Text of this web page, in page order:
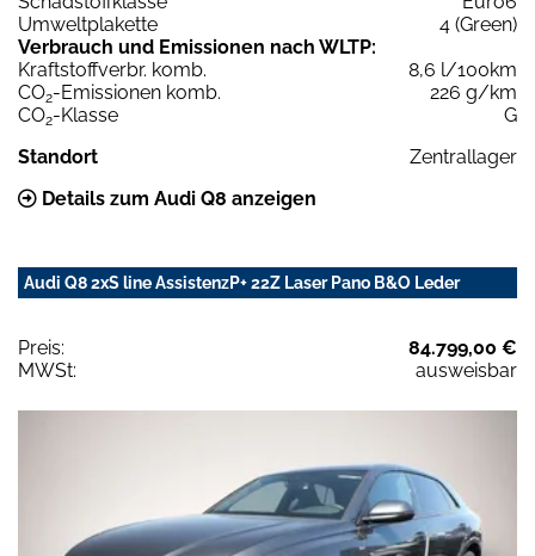
Umweltplakette
4 (Green)
Verbrauch und Emissionen nach WLTP:
Kraftstoffverbr. komb.
8,6 l/100km
CO2-Emissionen komb.
226 g/km
CO2-Klasse
G
Standort
Zentrallager
Details zum Audi Q8 anzeigen
Audi Q8 2xS line AssistenzP+ 22Z Laser Pano B&O Leder
Preis:
84.799,00 €
MWSt:
ausweisbar